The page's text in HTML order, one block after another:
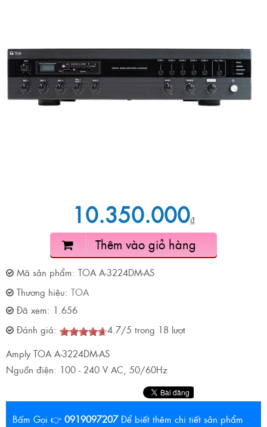
10.350.000₫
Thêm vào giỏ hàng
Mã sản phẩm: TOA A-3224DM-AS
Thương hiệu: TOA
Đã xem: 1.656
Đánh giá:
4.7/5 trong 18 lượt
Amply TOA A-3224DM-AS
Nguồn điện: 100 - 240 V AC, 50/60Hz
Bấm Gọi 👉 0919097207 Để biết thêm chi tiết sản phẩm